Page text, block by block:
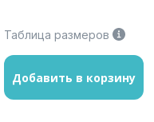
Таблица размеров
Добавить в корзину